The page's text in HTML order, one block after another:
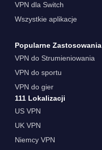
VPN dla Switch
Wszystkie aplikacje
Popularne Zastosowania
VPN do Strumieniowania
VPN do sportu
VPN do gier
111 Lokalizacji
US VPN
UK VPN
Niemcy VPN